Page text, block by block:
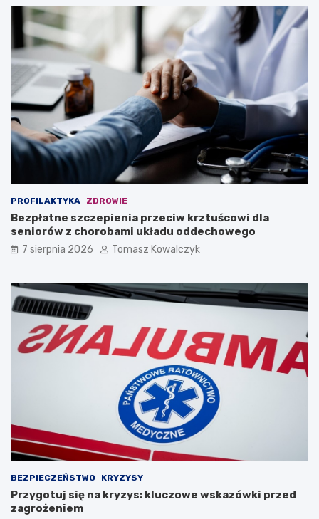
PROFILAKTYKA ZDROWIE
Bezpłatne szczepienia przeciw krztuścowi dla
seniorów z chorobami układu oddechowego
7 sierpnia 2026 Tomasz Kowalczyk
BEZPIECZEŃSTWO KRYZYSY
Przygotuj się na kryzys: kluczowe wskazówki przed
zagrożeniem